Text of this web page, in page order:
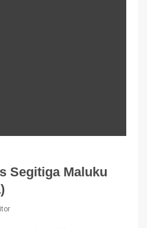
Segitiga Maluku